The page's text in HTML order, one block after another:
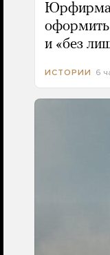
Юрфирма,
оформить
и «без
ИСТОРИИ 6